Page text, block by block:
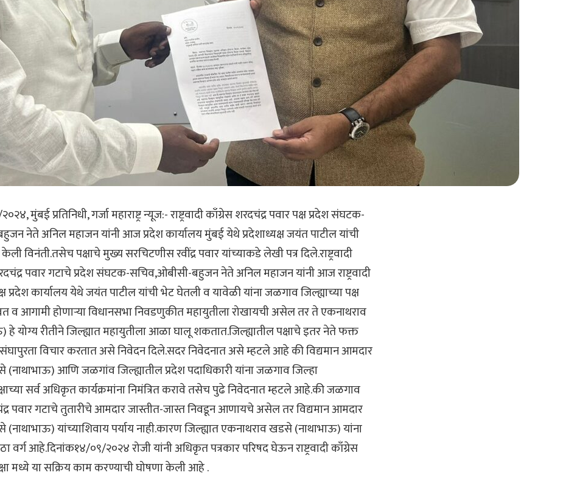
मुंबई प्रतिनिधी, गर्जा महाराष्ट्र न्यूज:- राष्ट्रवादी काँग्रेस शरदचंद्र पवार पक्ष प्रदेश संघटक-
नेते अनिल महाजन यांनी आज प्रदेश कार्यालय मुंबई येथे प्रदेशाध्यक्ष जयंत पाटील यांची
विनंती.तसेच पक्षाचे मुख्य सरचिटणीस रवींद्र पवार यांच्याकडे लेखी पत्र दिले.राष्ट्रवादी
पवार गटाचे प्रदेश संघटक-सचिव,ओबीसी-बहुजन नेते अनिल महाजन यांनी आज राष्ट्रवादी
प्रदेश कार्यालय येथे जयंत पाटील यांची भेट घेतली व यावेळी यांना जळगाव जिल्ह्याच्या पक्ष
व आगामी होणाऱ्या विधानसभा निवडणुकीत महायुतीला रोखायची असेल तर ते एकनाथराव
योग्य रीतीने जिल्ह्यात महायुतीला आळा घालू शकतात.जिल्ह्यातील पक्षाचे इतर नेते फक्त
विचार करतात असे निवेदन दिले.सदर निवेदनात असे म्हटले आहे की विद्यमान आमदार
आणि जळगांव जिल्ह्यातील प्रदेश पदाधिकारी यांना जळगाव जिल्हा
सर्व अधिकृत कार्यक्रमांना निमंत्रित करावे तसेच पुढे निवेदनात म्हटले आहे.की जळगाव
पवार गटाचे तुतारीचे आमदार जास्तीत-जास्त निवडून आणायचे असेल तर विद्यमान आमदार
यांच्याशिवाय पर्याय नाही.कारण जिल्ह्यात एकनाथराव खडसे (नाथाभाऊ) यांना
वर्ग आहे.दिनांक१४/०९/२०२४ रोजी यांनी अधिकृत पत्रकार परिषद घेऊन राष्ट्रवादी काँग्रेस
मध्ये या सक्रिय काम करण्याची घोषणा केली आहे .